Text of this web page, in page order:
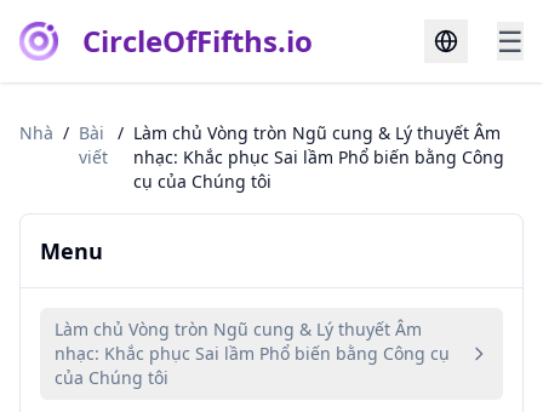
CircleOfFifths.io ☰
Nhà / Bài
viết
/ Làm chủ Vòng tròn Ngũ cung & Lý thuyết Âm
nhạc: Khắc phục Sai lầm Phổ biến bằng Công
cụ của Chúng tôi
Menu
Làm chủ Vòng tròn Ngũ cung & Lý thuyết Âm
nhạc: Khắc phục Sai lầm Phổ biến bằng Công cụ
của Chúng tôi